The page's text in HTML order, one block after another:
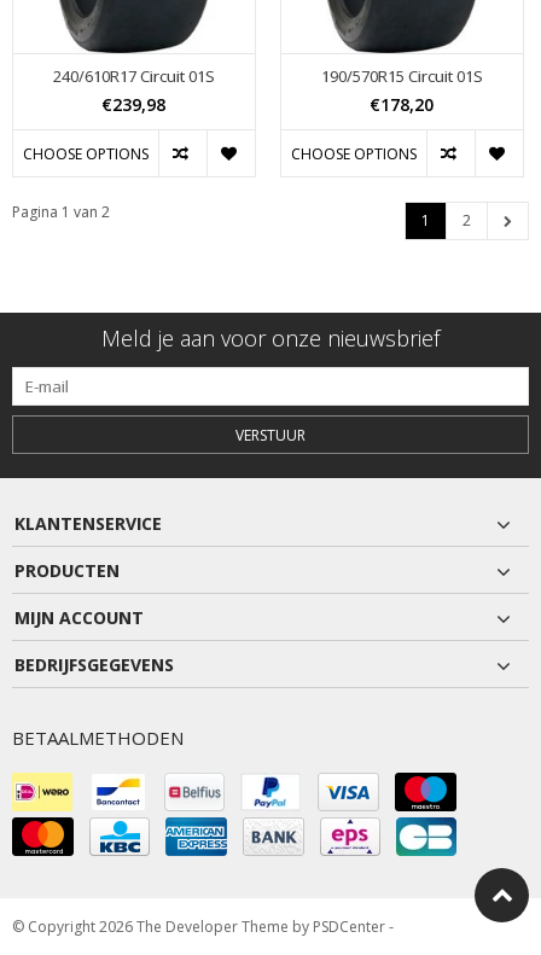
240/610R17 Circuit 01S
€239,98
CHOOSE OPTIONS
190/570R15 Circuit 01S
€178,20
CHOOSE OPTIONS
Pagina 1 van 2 1 2
Meld je aan voor onze nieuwsbrief
VERSTUUR
KLANTENSERVICE
PRODUCTEN
MIJN ACCOUNT
BEDRIJFSGEGEVENS
BETAALMETHODEN
© Copyright 2026 The Developer Theme by PSDCenter-